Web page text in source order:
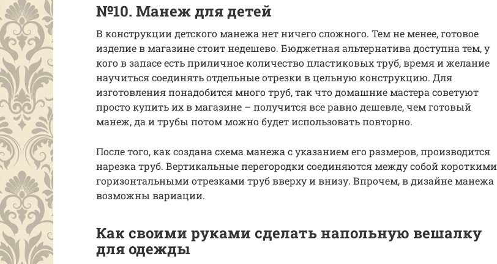
№10. Манеж для детей
В конструкции детского манежа нет ничего сложного. Тем не менее, готовое
изделие в магазине стоит недешево. Бюджетная альтернатива доступна тем, у
кого в запасе есть приличное количество пластиковых труб, время и желание
научиться соединять отдельные отрезки в цельную конструкцию. Для
изготовления понадобится много труб, так что домашние мастера советуют
просто купить их в магазине – получится все равно дешевле, чем готовый
манеж, да и трубы потом можно будет использовать повторно.
После того, как создана схема манежа с указанием его размеров, производится
нарезка труб. Вертикальные перегородки соединяются между собой короткими
горизонтальными отрезками труб вверху и внизу. Впрочем, в дизайне манежа
возможны вариации.
Как своими руками сделать напольную вешалку
для одежды